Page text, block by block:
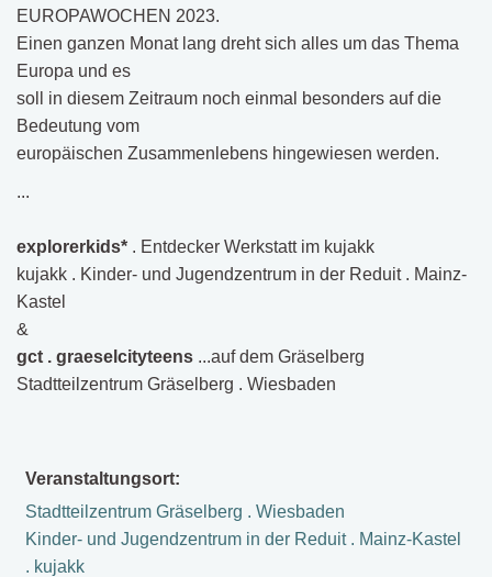
EUROPAWOCHEN 2023.
Einen ganzen Monat lang dreht sich alles um das Thema
Europa und es
soll in diesem Zeitraum noch einmal besonders auf die
Bedeutung vom
europäischen Zusammenlebens hingewiesen werden.
...
explorerkids* . Entdecker Werkstatt im kujakk
kujakk . Kinder- und Jugendzentrum in der Reduit . Mainz-
Kastel
&
gct . graeselcityteens ...auf dem Gräselberg
Stadtteilzentrum Gräselberg . Wiesbaden
Veranstaltungsort:
Stadtteilzentrum Gräselberg . Wiesbaden
Kinder- und Jugendzentrum in der Reduit . Mainz-Kastel
. kujakk